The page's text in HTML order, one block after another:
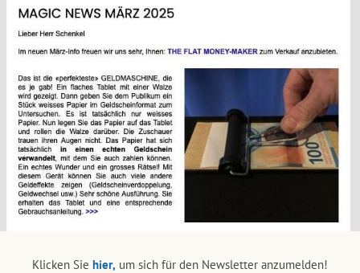
Klicken Sie hier, um sich für den Newsletter anzumelden!